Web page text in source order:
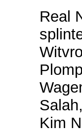
Real
Kim